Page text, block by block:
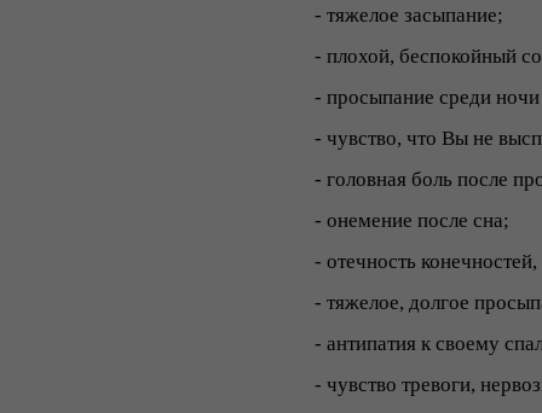
- тяжелое засыпание;
- плохой, беспокойный
- просыпание среди
- чувство, что Вы не
- головная боль после
- онемение после сна;
- отечность
- тяжелое, долгое
- антипатия к своему
- чувство тревоги,